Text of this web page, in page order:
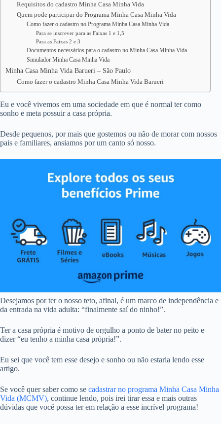
Requisitos do cadastro Minha Casa Minha Vida
Quem pode participar do Programa Minha Casa Minha Vida
Como fazer o cadastro no Programa Minha Casa Minha Vida
Para se inscrever para as Faixas 1 e 1,5
Para as Faixas 2 e 3
Documentos necessários para o cadastro no Minha Casa Minha Vida
Simulador Minha Casa Minha Vida
Minha Casa Minha Vida Barueri – São Paulo
Como fazer o cadastro Minha Casa Minha Vida Barueri
Eu e você vivemos em uma sociedade em que é normal ter como
sonho e meta possuir a casa própria.
Desde pequenos, por mais que gostemos ou não de morar com nossos
pais e familiares, ansiamos por um canto só nosso.
Desejamos por ter o nosso teto, afinal, é um marco de independência e
da entrada na vida adulta: “finalmente saí do ninho!”.
Ter a casa própria é motivo de orgulho a ponto de bater no peito e
dizer “eu tenho a minha casa própria!”.
Eu sei que você tem esse desejo e sonho ou não estaria lendo esse
artigo.
Se você quer saber como se cadastrar no programa Minha Casa Minha
Vida (MCMV), continue lendo, pois irei tirar essa e mais outras
dúvidas que você possa ter em relação a esse incrível programa!